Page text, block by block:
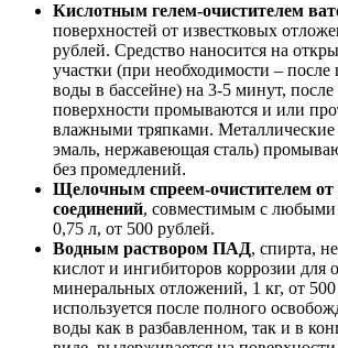
Кислотным гелем-очистителем
поверхностей от известковых
рублей. Средство наносится на
участки (при необходимости –
воды в бассейне) на 3-5 минут, после
поверхности промываются и или
влажными тряпками.
эмаль, нержавеющая сталь)
без промедлений.
Щелочным спреем-очистителем от
соединений, совместимым с
0,75 л, от 500 рублей.
Водным раствором ПАД, спирта,
кислот и ингибиторов коррозии для
минеральных отложений, 1 кг, от
используется после полного
воды как в разбавленном, так и в